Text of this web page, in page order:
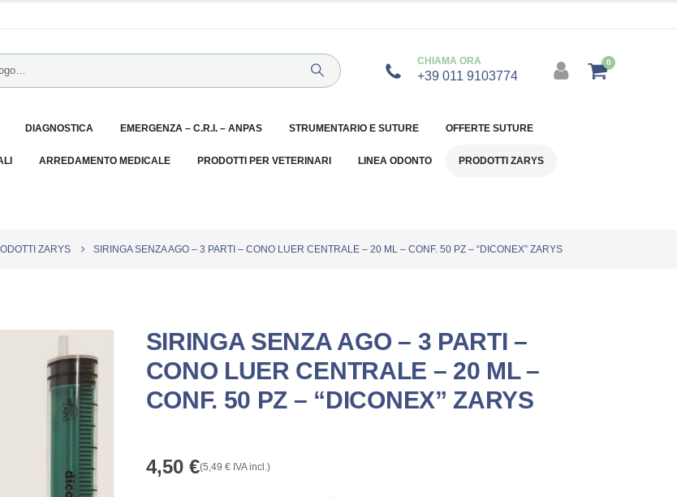
CHIAMA ORA
+39 011 9103774
0
DIAGNOSTICA EMERGENZA – C.R.I. – ANPAS STRUMENTARIO E SUTURE OFFERTE SUTURE
ARREDAMENTO MEDICALE PRODOTTI PER VETERINARI LINEA ODONTO PRODOTTI ZARYS
ZARYS SIRINGA SENZA AGO – 3 PARTI – CONO LUER CENTRALE – 20 ML – CONF. 50 PZ – “DICONEX” ZARYS
SIRINGA SENZA AGO – 3 PARTI –
CONO LUER CENTRALE – 20 ML –
CONF. 50 PZ – “DICONEX” ZARYS
4,50 €(5,49 €IVA incl.)